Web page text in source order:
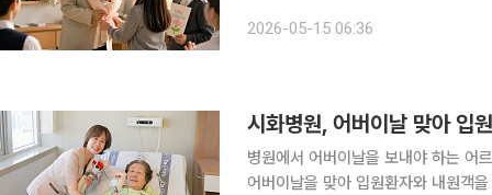
서는 선물보다 손편지, 감사카드, 알
2026-05-15 06:36
병원에서 어버이날을 보내야 하는 어
어버이날을 맞아 입원환자와 내원객